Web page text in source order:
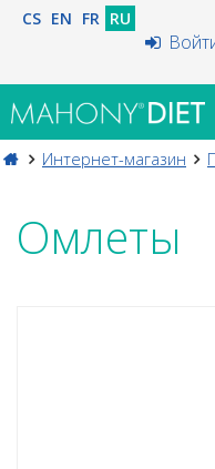
CS EN FR RU
Интернет-магазин
Омлеты